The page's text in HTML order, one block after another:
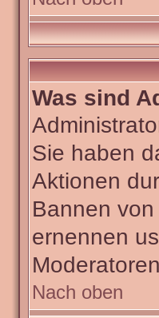
Was sind
Sie haben
Aktionen
Bannen
ernennen
Nach oben